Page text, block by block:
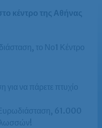
κέντρο της Αθήνας
το Νο1 Κέντρο
για να πάρετε πτυχίο
Ευρωδιάσταση, 61.000